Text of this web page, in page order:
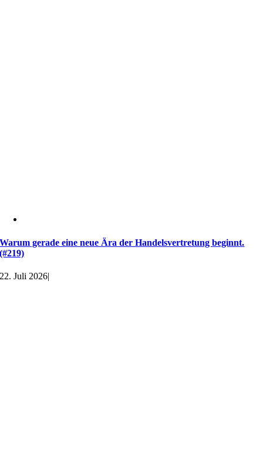
Warum gerade eine neue Ära der Handelsvertretung beginnt.
(#219)
22. Juli 2026|